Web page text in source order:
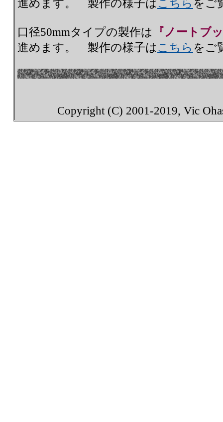
進めます。 製作の様子はこちら をご
口径50mmタイプの製作は
『ノートブ
進めます。 製作の様子はこちら をご
Copyright (C) 2001-2019, Vic